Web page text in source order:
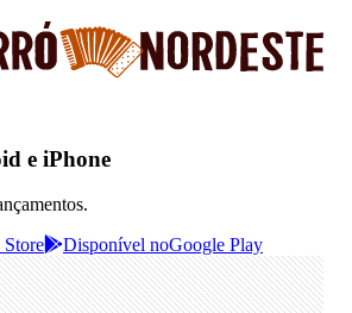
e iPhone
Disponível noGoogle Play